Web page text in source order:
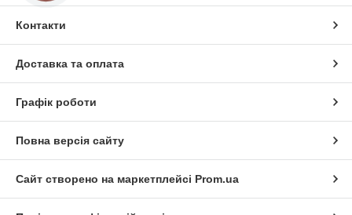
Контакти
Доставка та оплата
Графік роботи
Повна версія сайту
Сайт створено на маркетплейсі Prom.ua